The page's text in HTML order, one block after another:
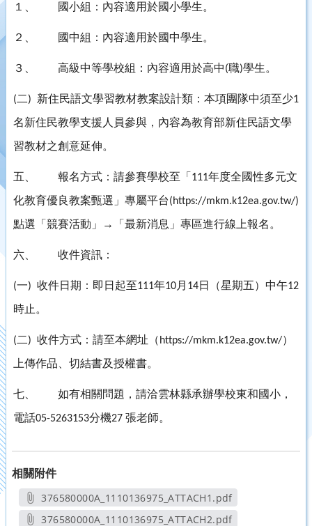
１、 國小組：內容適用於國小學生。
２、 國中組：內容適用於國中學生。
３、 高級中等學校組：內容適用於高中(職)學生。
(二) 新住民語文學習教材教案設計類：本項團隊中須至少1
名新住民教學支援人員參與，內容為教育部新住民語文學
習教材之創意延伸。
五、 報名方式：請參賽學校至「 111年度全國性多元文
化教育優良教案甄選」專屬平台(https://mkm.k12ea.gov.tw/)
點選「競賽活動」→「最新消息」專區進行線上報名。
六、 收件資訊：
(一) 收件日期：即日起至111年10月 14日（星期五）中午12
時止。
(二) 收件方式：請至本網址（ https://mkm.k12ea.gov.tw/）
上傳作品、切結書及授權書。
七、
如有相關問題，請洽雲林縣承辦學校東和國小，
電話05-5263153分機27 張老師。
相關附件
376580000A_1110136975_ATTACH1.pdf
另開新視窗
376580000A_1110136975_ATTACH2.pdf